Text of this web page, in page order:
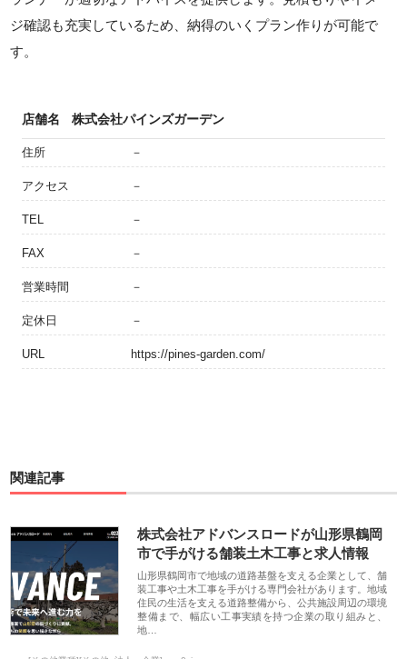
ジ確認も充実しているため、納得のいくプラン作りが可能で
す。
店舗名 株式会社パインズガーデン
住所 －
アクセス －
TEL －
FAX －
営業時間 －
定休日 －
URL https://pines-garden.com/
関連記事
株式会社アドバンスロードが山形県鶴岡
市で手がける舗装土木工事と求人情報
山形県鶴岡市で地域の道路基盤を支える企業として、舗
装工事や土木工事を手がける専門会社があります。地域
住民の生活を支える道路整備から、公共施設周辺の環境
整備まで、幅広い工事実績を持つ企業の取り組みと、
地…